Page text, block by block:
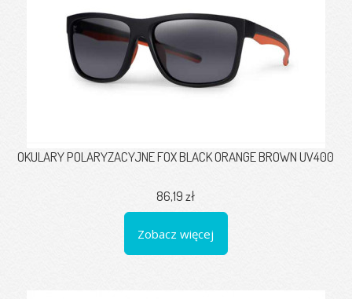
OKULARY POLARYZACYJNE FOX BLACK ORANGE BROWN UV400
86,19 zł
Zobacz więcej